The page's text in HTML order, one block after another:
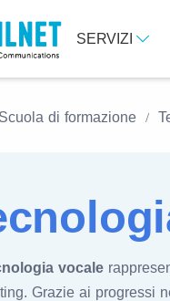
SERVIZI
Scuola di formazione
vocale
Grazie ai progressi